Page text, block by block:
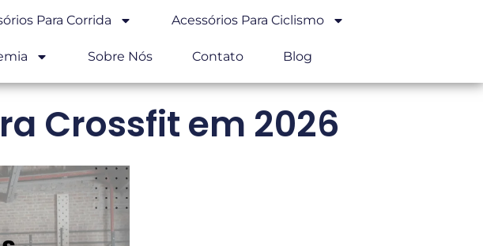
Para Corrida Acessórios Para Ciclismo
Sobre Nós Contato Blog
Crossfit em 2026